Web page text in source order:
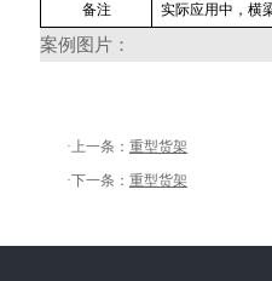
备注 实际应用中，横
案例图片：
·上一条： 重型货架
·下一条： 重型货架